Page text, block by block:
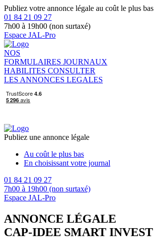
Publiez votre annonce légale au coût le plus bas
01 84 21 09 27
7h00 à 19h00 (non surtaxé)
Espace JAL-Pro
NOS
FORMULAIRES JOURNAUX
HABILITES CONSULTER
LES ANNONCES LEGALES
Publiez une annonce légale
Au coût le plus bas
En choisissant votre journal
01 84 21 09 27
7h00 à 19h00 (non surtaxé)
Espace JAL-Pro
ANNONCE LÉGALE
CAP-IDEE SMART INVEST